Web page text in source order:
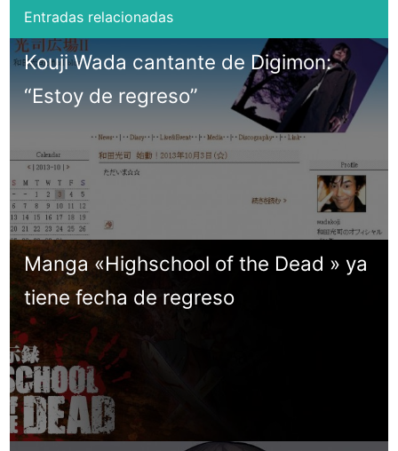
Kouji Wada cantante de Digimon:
“Estoy de regreso”
Manga «Highschool of the Dead » ya
tiene fecha de regreso